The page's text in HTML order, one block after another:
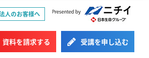
人のお客様へ
資料を請求する 受講を申し込む